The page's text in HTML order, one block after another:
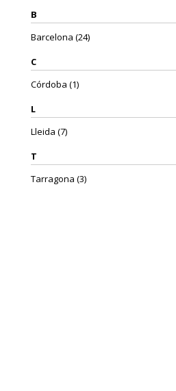
B
Barcelona (24)
C
Córdoba (1)
L
Lleida (7)
T
Tarragona (3)